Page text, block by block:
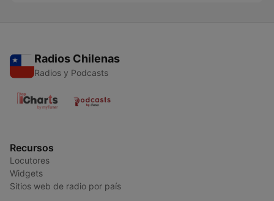
Radios Chilenas
Radios y Podcasts
Recursos
Locutores
Widgets
Sitios web de radio por país